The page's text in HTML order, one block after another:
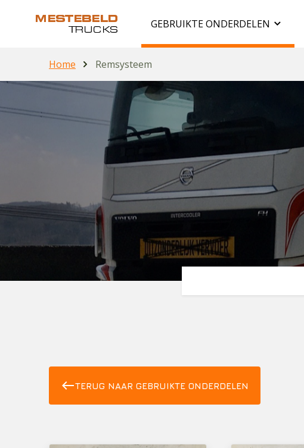
GEBRUIKTE ONDERDELEN
Home Remsysteem
westTERUG NAAR GEBRUIKTE ONDERDELEN